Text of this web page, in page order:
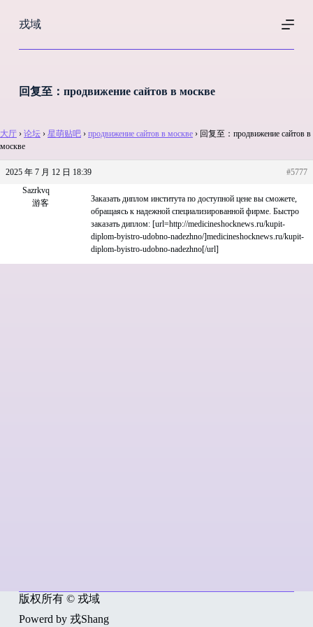
过
戎域
回复至：продвижение сайтов в москве
大厅 › 论坛 › 星萌贴吧 › продвижение сайтов в москве › 回复至：продвижение сайтов в
москве
2025 年 7 月 12 日 18:39
#5777
Sazrkvq
游客
Заказать диплом института по доступной цене вы сможете,
обращаясь к надежной специализированной фирме. Быстро
заказать диплом: [url=http://medicineshocknews.ru/kupit-
diplom-byistro-udobno-nadezhno/]medicineshocknews.ru/kupit-
diplom-byistro-udobno-nadezhno[/url]
版权所有 © 戎域
Powerd by 戎Shang